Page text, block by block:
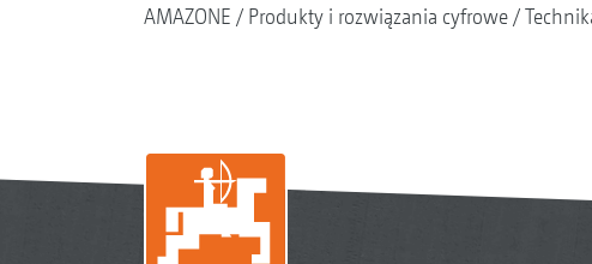
AMAZONE Produkty i rozwiązania cyfrowe